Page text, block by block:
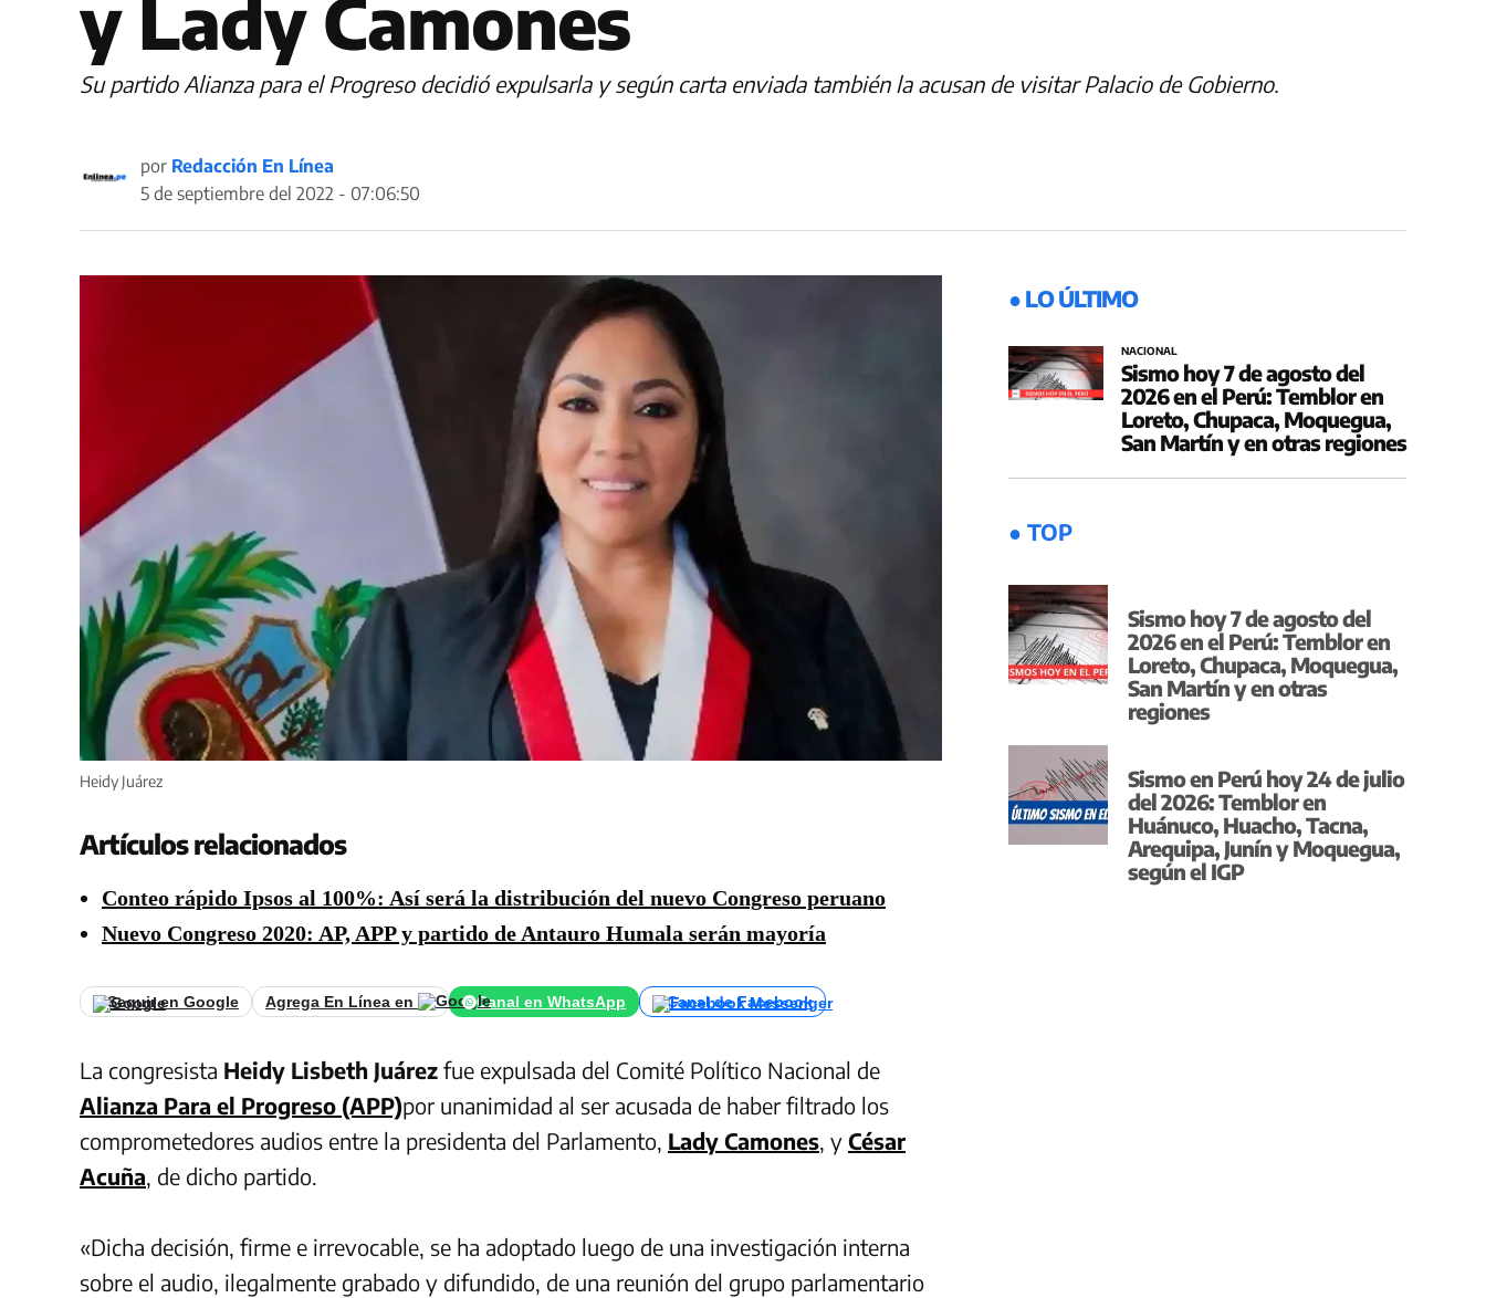
y Lady Camones
Su partido Alianza para el Progreso decidió expulsarla y según carta enviada también la acusan de visitar Palacio de Gobierno.
por Redacción En Línea
5 de septiembre del 2022 - 07:06:50
Heidy Juárez
Artículos relacionados
Conteo rápido Ipsos al 100%: Así será la distribución del nuevo Congreso peruano
Nuevo Congreso 2020: AP, APP y partido de Antauro Humala serán mayoría
Seguir en Google Agrega En Línea en Canal en WhatsApp Canal de Facebook
La congresista Heidy Lisbeth Juárez fue expulsada del Comité Político Nacional de
Alianza Para el Progreso (APP)por unanimidad al ser acusada de haber filtrado los
comprometedores audios entre la presidenta del Parlamento, Lady Camones, y César
Acuña, de dicho partido.
«Dicha decisión, firme e irrevocable, se ha adoptado luego de una investigación interna
sobre el audio, ilegalmente grabado y difundido, de una reunión del grupo parlamentario
● LO ÚLTIMO
NACIONAL
Sismo hoy 7 de agosto del
2026 en el Perú: Temblor en
Loreto, Chupaca, Moquegua,
San Martín y en otras regiones
● TOP
Sismo hoy 7 de agosto del
2026 en el Perú: Temblor en
Loreto, Chupaca, Moquegua,
San Martín y en otras
regiones
Sismo en Perú hoy 24 de julio
del 2026: Temblor en
Huánuco, Huacho, Tacna,
Arequipa, Junín y Moquegua,
según el IGP